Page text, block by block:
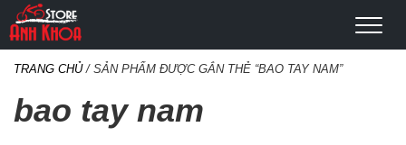
TRANG CHỦ/ SẢN PHẨM ĐƯỢC GẮN THẺ “BAO TAY NAM”
bao tay nam